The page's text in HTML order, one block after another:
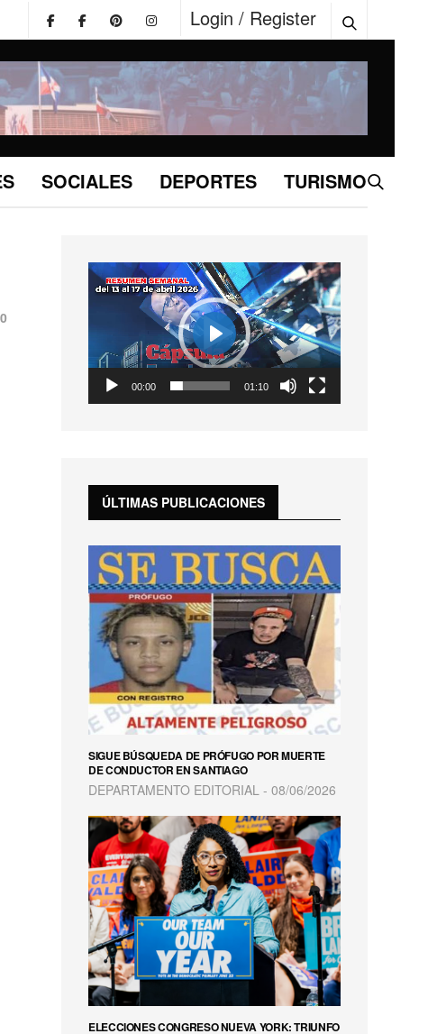
Login / Register
SOCIALES DEPORTES TURISMO
0
01:10
SettingsEnter
Reproductor
de
00:00 01:10
Play
ÚLTIMAS PUBLICACIONES
SIGUE BÚSQUEDA DE PRÓFUGO POR MUERTE
DE CONDUCTOR EN SANTIAGO
DEPARTAMENTO EDITORIAL 08/06/2026
ELECCIONES CONGRESO NUEVA YORK: TRIUNFO